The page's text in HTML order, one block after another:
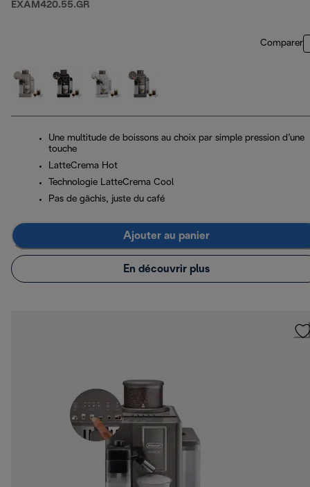
EXAM420.55.GR
Comparer
Une multitude de boissons au choix par simple pression d’une
touche
LatteCrema Hot
Technologie LatteCrema Cool
Pas de gâchis, juste du café
Ajouter au panier
En découvrir plus